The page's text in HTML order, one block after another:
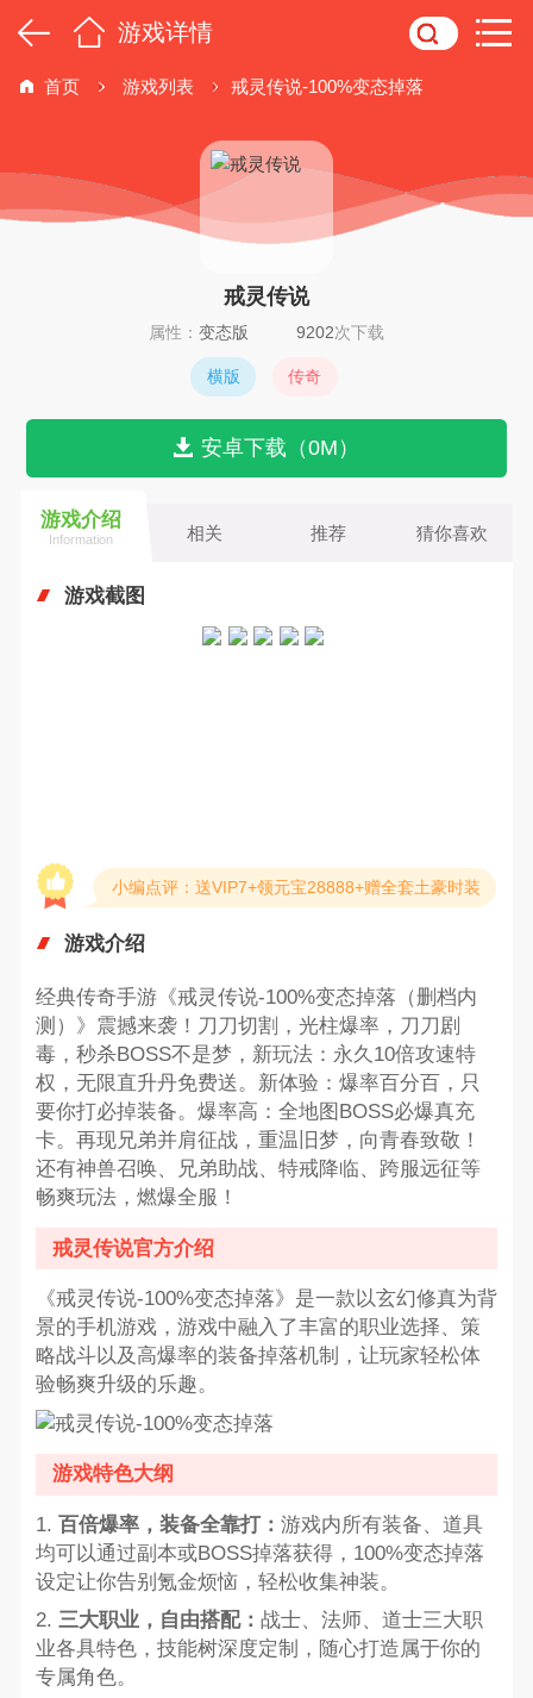
游戏详情
首页 游戏列表 戒灵传说-100%变态掉落
戒灵传说
属性： 变态版 9202次下载
横版 传奇
安卓下载（0M）
游戏介绍
Information 相关 推荐 猜你喜欢
游戏截图
小编点评：送VIP7+领元宝28888+赠全套土豪时装
游戏介绍
经典传奇手游《戒灵传说-100%变态掉落（删档内
测）》震撼来袭！刀刀切割，光柱爆率，刀刀剧
毒，秒杀BOSS不是梦，新玩法：永久10倍攻速特
权，无限直升丹免费送。新体验：爆率百分百，只
要你打必掉装备。爆率高：全地图BOSS必爆真充
卡。再现兄弟并肩征战，重温旧梦，向青春致敬！
还有神兽召唤、兄弟助战、特戒降临、跨服远征等
畅爽玩法，燃爆全服！
戒灵传说官方介绍
《戒灵传说-100%变态掉落》是一款以玄幻修真为背
景的手机游戏，游戏中融入了丰富的职业选择、策
略战斗以及高爆率的装备掉落机制，让玩家轻松体
验畅爽升级的乐趣。
游戏特色大纲
1. 百倍爆率，装备全靠打： 游戏内所有装备、道具
均可以通过副本或BOSS掉落获得，100%变态掉落
设定让你告别氪金烦恼，轻松收集神装。
2. 三大职业，自由搭配： 战士、法师、道士三大职
业各具特色，技能树深度定制，随心打造属于你的
专属角色。